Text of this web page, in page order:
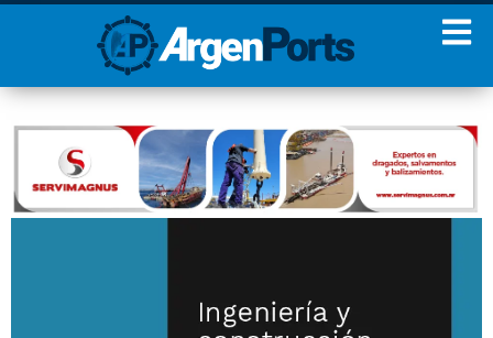
¡Sumate a nuestro
Newsletter!
Nombre Apellidos
condiciones y políticas de